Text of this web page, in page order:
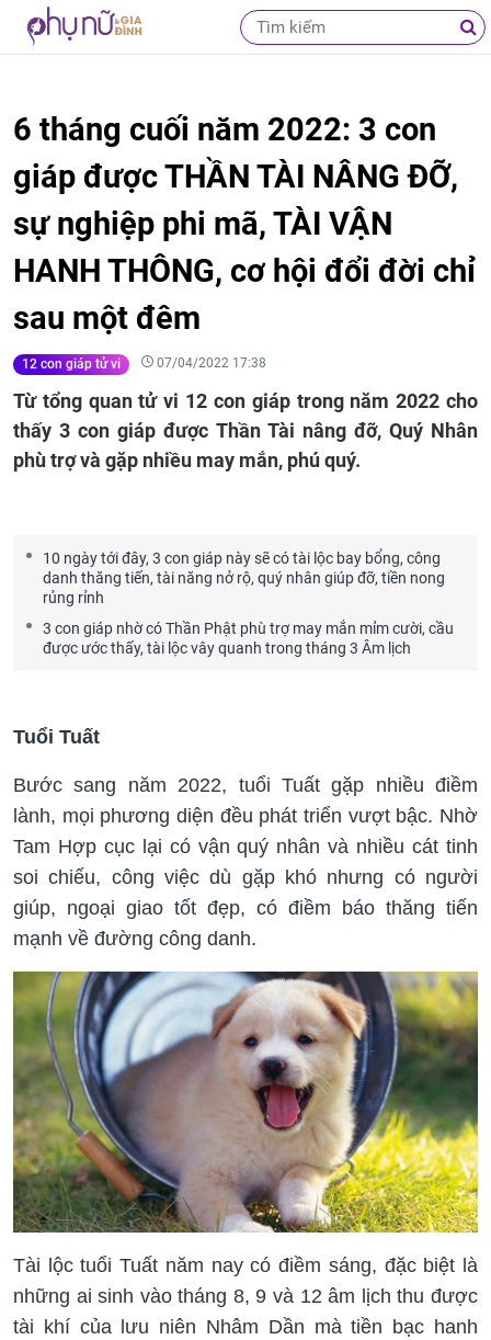
6 tháng cuối năm 2022: 3 con
giáp được THẦN TÀI NÂNG ĐỠ,
sự nghiệp phi mã, TÀI VẬN
HANH THÔNG, cơ hội đổi đời chỉ
sau một đêm
12 con giáp tử vi 07/04/2022 17:38
Từ tổng quan tử vi 12 con giáp trong năm 2022 cho
thấy 3 con giáp được Thần Tài nâng đỡ, Quý Nhân
phù trợ và gặp nhiều may mắn, phú quý.
10 ngày tới đây, 3 con giáp này sẽ có tài lộc bay bổng, công
danh thăng tiến, tài năng nở rộ, quý nhân giúp đỡ, tiền nong
rủng rỉnh
3 con giáp nhờ có Thần Phật phù trợ may mắn mỉm cười, cầu
được ước thấy, tài lộc vây quanh trong tháng 3 Âm lịch
Tuổi Tuất
Bước sang năm 2022, tuổi Tuất gặp nhiều điềm
lành, mọi phương diện đều phát triển vượt bậc. Nhờ
Tam Hợp cục lại có vận quý nhân và nhiều cát tinh
soi chiếu, công việc dù gặp khó nhưng có người
giúp, ngoại giao tốt đẹp, có điềm báo thăng tiến
mạnh về đường công danh.
Tài lộc tuổi Tuất năm nay có điềm sáng, đặc biệt là
những ai sinh vào tháng 8, 9 và 12 âm lịch thu được
tài khí của lưu niên Nhâm Dần mà tiền bạc hanh